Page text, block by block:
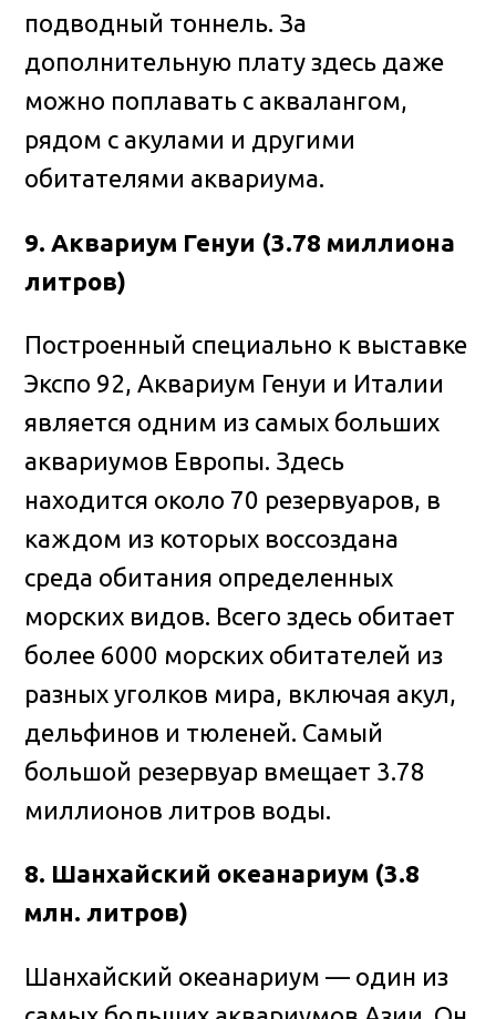
подводный тоннель. За
дополнительную плату здесь даже
можно поплавать с аквалангом,
рядом с акулами и другими
обитателями аквариума.
9. Аквариум Генуи (3.78 миллиона
литров)
Построенный специально к выставке
Экспо 92, Аквариум Генуи и Италии
является одним из самых больших
аквариумов Европы. Здесь
находится около 70 резервуаров, в
каждом из которых воссоздана
среда обитания определенных
морских видов. Всего здесь обитает
более 6000 морских обитателей из
разных уголков мира, включая акул,
дельфинов и тюленей. Самый
большой резервуар вмещает 3.78
миллионов литров воды.
8. Шанхайский океанариум (3.8
млн. литров)
Шанхайский океанариум — один из